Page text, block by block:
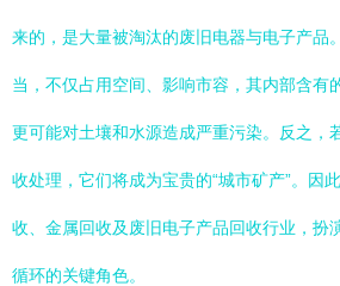
来的，是大量被淘汰的废旧电器与电子产品
当，不仅占用空间、影响市容，其内部含有
更可能对土壤和水源造成严重污染。反之，
收处理，它们将成为宝贵的“城市矿产”。因
收、金属回收及废旧电子产品回收行业，扮
循环的关键角色。